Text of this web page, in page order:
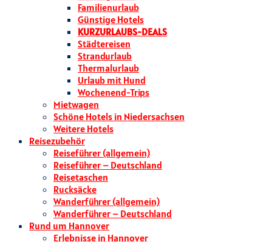
Familienurlaub
Günstige Hotels
KURZURLAUBS-DEALS
Städtereisen
Strandurlaub
Thermalurlaub
Urlaub mit Hund
Wochenend-Trips
Mietwagen
Schöne Hotels in Niedersachsen
Weitere Hotels
Reisezubehör
Reiseführer (allgemein)
Reiseführer – Deutschland
Reisetaschen
Rucksäcke
Wanderführer (allgemein)
Wanderführer – Deutschland
Rund um Hannover
Erlebnisse in Hannover